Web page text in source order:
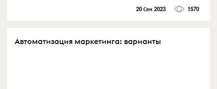
20 Сен 2023 1570
Автоматизация маркетинга: варианты